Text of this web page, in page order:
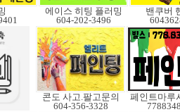
에이스 히팅 플러밍
604-202-3496
밴쿠버
콘도 사고.팔고문의
604-356-3328
페인트마루